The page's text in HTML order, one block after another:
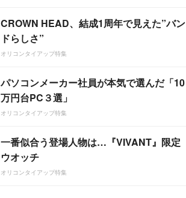
CROWN HEAD、結成1周年で見えた”バン
ドらしさ”
オリコンタイアップ特集
パソコンメーカー社員が本気で選んだ「10
万円台PC３選」
オリコンタイアップ特集
一番似合う登場人物は…『VIVANT』限定
ウオッチ
オリコンタイアップ特集